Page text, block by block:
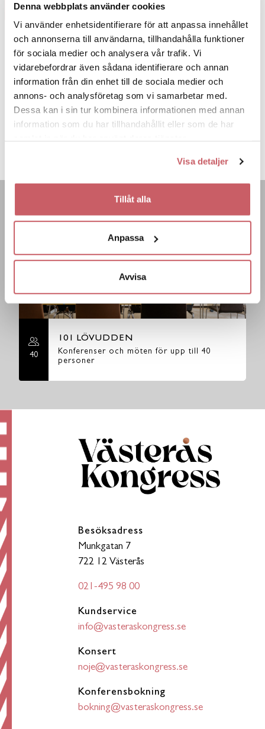
Denna webbplats använder cookies
Vi använder enhetsidentifierare för att anpassa innehållet
och annonserna till användarna, tillhandahålla funktioner
för sociala medier och analysera vår trafik. Vi
vidarebefordrar även sådana identifierare och annan
information från din enhet till de sociala medier och
annons- och analysföretag som vi samarbetar med.
Dessa kan i sin tur kombinera informationen med annan
information som du har tillhandahållit eller som de har
Visa detaljer
Tillåt alla
Anpassa
Avvisa
BOKA NU
16
LIKNANDE LOKALER
40
101 LÖVUDDEN
Konferenser och möten för upp till 40
personer
Besöksadress
Munkgatan 7
722 12 Västerås
021-495 98 00
Kundservice
info@vasteraskongress.se
Konsert
noje@vasteraskongress.se
Konferensbokning
bokning@vasteraskongress.se